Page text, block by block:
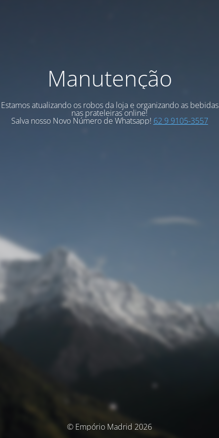
Manutenção
Estamos atualizando os robos da loja e organizando as bebidas
nas prateleiras online!
Salva nosso Novo Número de Whatsapp! 62 9 9105-3557
© Empório Madrid 2026